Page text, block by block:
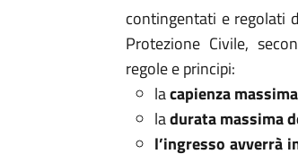
contingentati e regolati
Protezione Civile,
regole e principi:
lacapienza massima
ladurata massima
l’ingresso avverrà